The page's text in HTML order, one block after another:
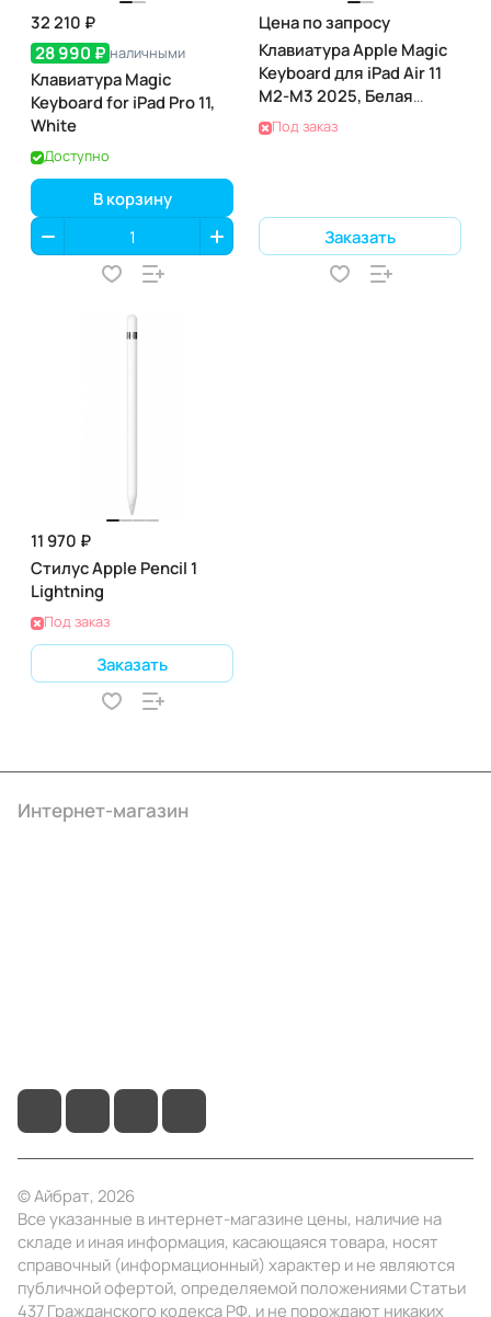
32 210 ₽
28 990 ₽ наличными
Клавиатура Magic
Keyboard for iPad Pro 11,
White
Доступно
В корзину
Цена по запросу
Клавиатура Apple Magic
Keyboard для iPad Air 11
M2-M3 2025, Белая
(MDFV4)
Под заказ
Заказать
11 970 ₽
Стилус Apple Pencil 1
Lightning
Под заказ
Заказать
Интернет-магазин
© Айбрат, 2026
Все указанные в интернет-магазине цены, наличие на
складе и иная информация, касающаяся товара, носят
справочный (информационный) характер и не являются
публичной офертой, определяемой положениями Статьи
437 Гражданского кодекса РФ, и не порождают никаких